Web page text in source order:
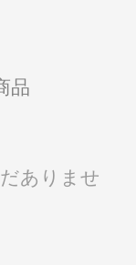
品
ありませ